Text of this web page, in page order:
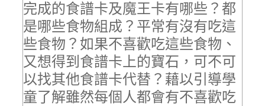
完成的食譜卡及魔王卡有哪些？都
是哪些食物組成？平常有沒有吃這
些食物？如果不喜歡吃這些食物、
又想得到食譜卡上的寶石，可不可
以找其他食譜卡代替？藉以引導學
童了解雖然每個人都會有不喜歡吃